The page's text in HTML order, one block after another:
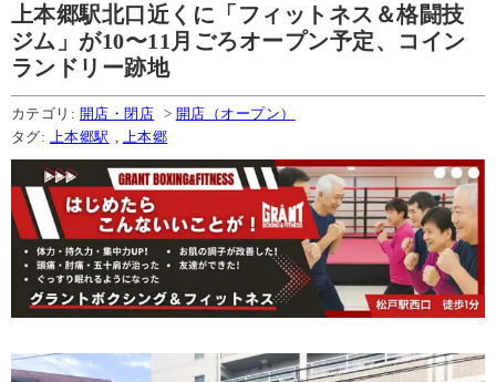
上本郷駅北口近くに「フィットネス＆格闘技
ジム」が10〜11月ごろオープン予定、コイン
ランドリー跡地
カテゴリ: 開店・閉店 > 開店（オープン）
タグ:
上本郷駅 上本郷